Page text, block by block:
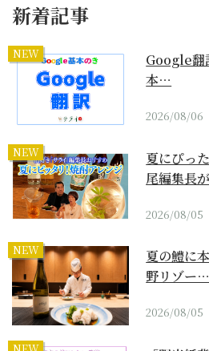
新着記事
NEW
Google翻
本…
2026/08/06
NEW
夏にぴっ
尾編集長
2026/08/05
NEW
夏の鱧に
野リゾー…
2026/08/05